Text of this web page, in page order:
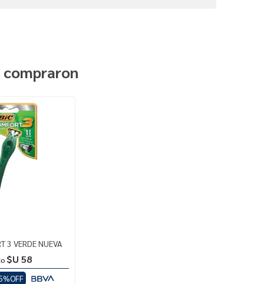
3 VERDE NUEVA
$U 58